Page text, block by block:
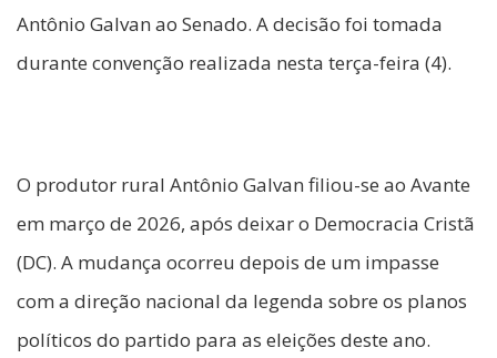
Antônio Galvan ao Senado. A decisão foi tomada
durante convenção realizada nesta terça-feira (4).
O produtor rural Antônio Galvan filiou-se ao Avante
em março de 2026, após deixar o Democracia Cristã
(DC). A mudança ocorreu depois de um impasse
com a direção nacional da legenda sobre os planos
políticos do partido para as eleições deste ano.